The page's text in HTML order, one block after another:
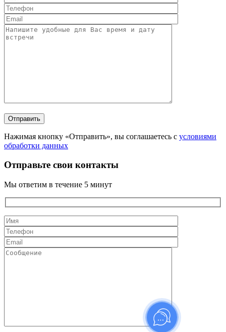
Нажимая кнопку «Отправить», вы соглашаетесь с условиями
обработки данных
Отправьте свои контакты
Мы ответим в течение 5 минут